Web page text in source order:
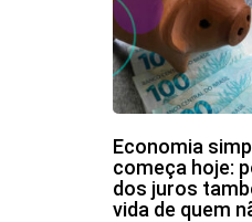
Economia
começa hoje:
dos juros
vida de quem